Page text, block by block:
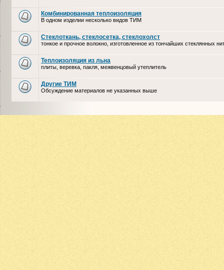
Комбинированная теплоизоляция
В одном изделии несколько видов ТИМ
Стеклоткань, стеклосетка, cтеклохолст
тонкое и прочное волокно, изготовленное из тончайших стеклянных
Теплоизоляция из льна
плиты, веревка, пакля, межвенцовый утеплитель
Другие ТИМ
Обсуждение материалов не указанных выше